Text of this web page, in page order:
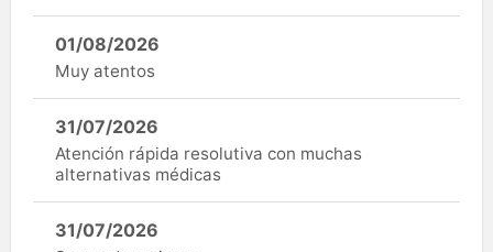
01/08/2026
Muy atentos
31/07/2026
Atención rápida resolutiva con muchas
alternativas médicas
31/07/2026